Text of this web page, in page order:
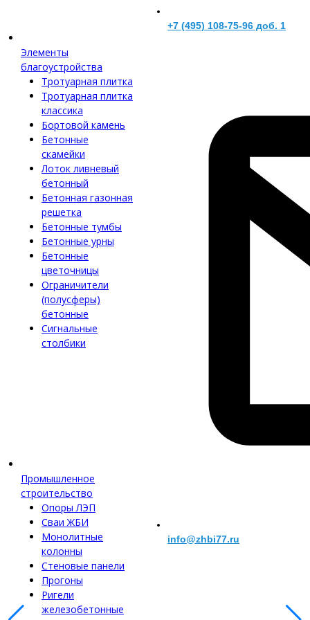
Элементы
благоустройства
Тротуарная плитка
Тротуарная плитка
классика
Бортовой камень
Бетонные
скамейки
Лоток ливневый
бетонный
Бетонная газонная
решетка
Бетонные тумбы
Бетонные урны
Бетонные
цветочницы
Ограничители
(полусферы)
бетонные
Сигнальные
столбики
Промышленное
строительство
Опоры ЛЭП
Сваи ЖБИ
Монолитные
колонны
Стеновые панели
Прогоны
Ригели
железобетонные
+7 (495) 108-75-96 доб. 1
info@zhbi77.ru